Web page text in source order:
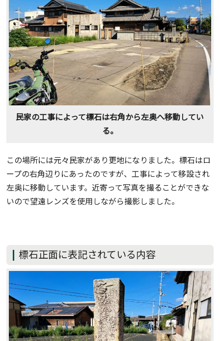
民家の工事によって標石は右角から左奥へ移動してい
る。
この場所には元々民家があり更地になりました。標石はロ
ープの右角辺りにあったのですが、工事によって移設され
左奥に移動しています。近寄って写真を撮ることができな
いので望遠レンズを使用しながら撮影しました。
標石正面に表記されている内容